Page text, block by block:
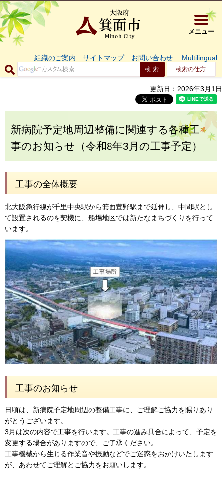
大阪府箕
メニュー
組織のご案内 サイトマップ お問い合わせ Multilingual
検索の仕方
更新日：2026年3月1日
新病院予定地周辺整備に関連する各種工
事のお知らせ（令和8年3月の工事予定）
工事の全体概要
北大阪急行線が千里中央駅から箕面萱野駅まで延伸し、中間駅とし
て設置されるのを契機に、船場地区では新たなまちづくりを行って
います。
工事のお知らせ
日頃は、新病院予定地周辺の整備工事に、ご理解ご協力を賜りあり
がとうございます。
3月は次の内容で工事を行います。工事の進み具合によって、予定を
変更する場合がありますので、ご了承ください。
工事機械から生じる作業音や振動などでご迷惑をおかけいたします
が、あわせてご理解とご協力をお願いします。